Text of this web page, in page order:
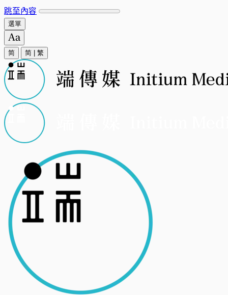
跳至內容
選單
简 简 繁